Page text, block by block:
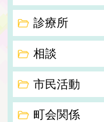
診療所
相談
市民活動
町会関係